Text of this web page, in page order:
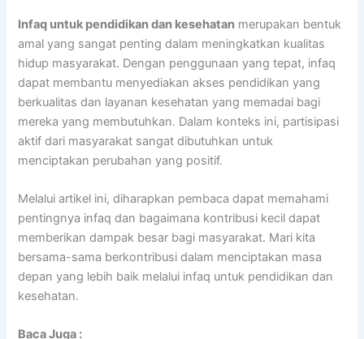
Infaq untuk pendidikan dan kesehatan merupakan bentuk
amal yang sangat penting dalam meningkatkan kualitas
hidup masyarakat. Dengan penggunaan yang tepat, infaq
dapat membantu menyediakan akses pendidikan yang
berkualitas dan layanan kesehatan yang memadai bagi
mereka yang membutuhkan. Dalam konteks ini, partisipasi
aktif dari masyarakat sangat dibutuhkan untuk
menciptakan perubahan yang positif.
Melalui artikel ini, diharapkan pembaca dapat memahami
pentingnya infaq dan bagaimana kontribusi kecil dapat
memberikan dampak besar bagi masyarakat. Mari kita
bersama-sama berkontribusi dalam menciptakan masa
depan yang lebih baik melalui infaq untuk pendidikan dan
kesehatan.
Baca Juga :